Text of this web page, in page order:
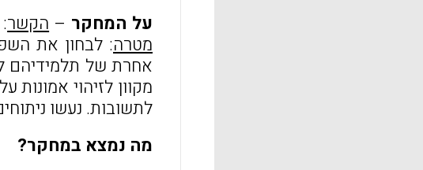
על המחקר – הקשר:
מטרה: לבחון את
אחרת של תלמידיהם
מקוון לזיהוי
לתשובות. נעשו
מה נמצא במחקר?